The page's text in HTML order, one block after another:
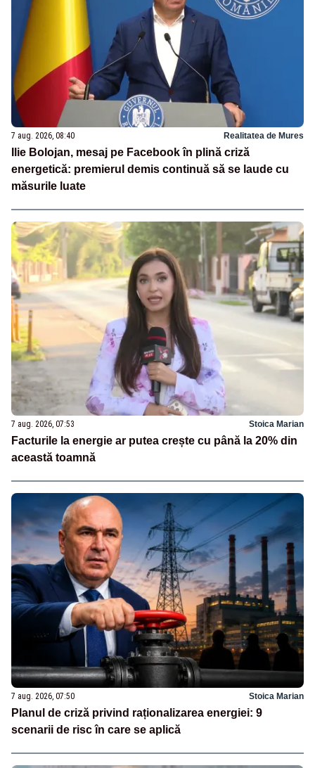
7 aug. 2026, 08:40 Realitatea de Mures
Ilie Bolojan, mesaj pe Facebook în plină criză
energetică: premierul demis continuă să se laude cu
măsurile luate
7 aug. 2026, 07:53 Stoica Marian
Facturile la energie ar putea crește cu până la 20% din
această toamnă
7 aug. 2026, 07:50 Stoica Marian
Planul de criză privind raționalizarea energiei: 9
scenarii de risc în care se aplică